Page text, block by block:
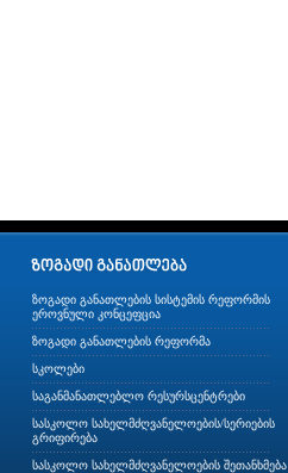
ზოგადი განათლების სისტემის რეფორმის
ეროვნული კონცეფცია
ზოგადი განათლების რეფორმა
სკოლები
საგანმანათლებლო რესურსცენტრები
სასკოლო სახელმძღვანელოების/სერიების
გრიფირება
სასკოლო სახელმძღვანელოების შეთანხმება